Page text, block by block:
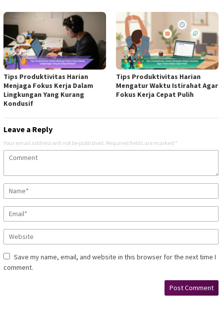
Tips Produktivitas Harian
Menjaga Fokus Kerja Dalam
Lingkungan Yang Kurang
Kondusif
Tips Produktivitas Harian
Mengatur Waktu Istirahat Agar
Fokus Kerja Cepat Pulih
Leave a Reply
Your email address will not be published. Required fields are marked *
Save my name, email, and website in this browser for the next time I
comment.